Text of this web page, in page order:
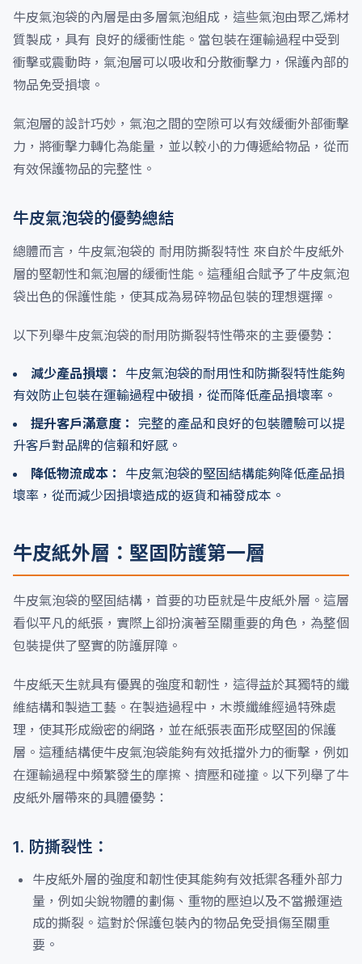
牛皮氣泡袋的內層是由多層氣泡組成，這些氣泡由聚乙烯材
質製成，具有 良好的緩衝性能。當包裝在運輸過程中受到
衝擊或震動時，氣泡層可以吸收和分散衝擊力，保護內部的
物品免受損壞。
氣泡層的設計巧妙，氣泡之間的空隙可以有效緩衝外部衝擊
力，將衝擊力轉化為能量，並以較小的力傳遞給物品，從而
有效保護物品的完整性。
牛皮氣泡袋的優勢總結
總體而言，牛皮氣泡袋的 耐用防撕裂特性 來自於牛皮紙外
層的堅韌性和氣泡層的緩衝性能。這種組合賦予了牛皮氣泡
袋出色的保護性能，使其成為易碎物品包裝的理想選擇。
以下列舉牛皮氣泡袋的耐用防撕裂特性帶來的主要優勢：
減少產品損壞：
牛皮氣泡袋的耐用性和防撕裂特性能夠
有效防止包裝在運輸過程中破損，從而降低產品損壞率。
提升客戶滿意度：
完整的產品和良好的包裝體驗可以提
升客戶對品牌的信賴和好感。
降低物流成本：
牛皮氣泡袋的堅固結構能夠降低產品損
壞率，從而減少因損壞造成的返貨和補發成本。
牛皮紙外層：堅固防護第一層
牛皮氣泡袋的堅固結構，首要的功臣就是牛皮紙外層。這層
看似平凡的紙張，實際上卻扮演著至關重要的角色，為整個
包裝提供了堅實的防護屏障。
牛皮紙天生就具有優異的強度和韌性，這得益於其獨特的纖
維結構和製造工藝。在製造過程中，木漿纖維經過特殊處
理，使其形成緻密的網路，並在紙張表面形成堅固的保護
層。這種結構使牛皮氣泡袋能夠有效抵擋外力的衝擊，例如
在運輸過程中頻繁發生的摩擦、擠壓和碰撞。以下列舉了牛
皮紙外層帶來的具體優勢：
1. 防撕裂性：
牛皮紙外層的強度和韌性使其能夠有效抵禦各種外部力
量，例如尖銳物體的劃傷、重物的壓迫以及不當搬運造
成的撕裂。這對於保護包裝內的物品免受損傷至關重
要。